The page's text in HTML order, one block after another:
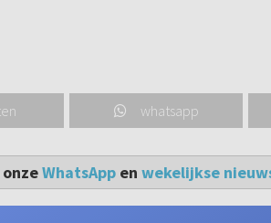
whatsapp
WhatsAppen wekelijkse